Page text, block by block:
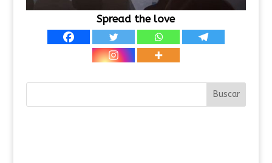
Spread the love